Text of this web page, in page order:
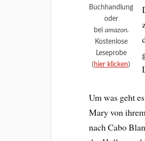
Buchhandlung
oder
bei amazon.
Kostenlose
Leseprobe
( hier klicken)
Um was geht
Mary von
nach Cabo